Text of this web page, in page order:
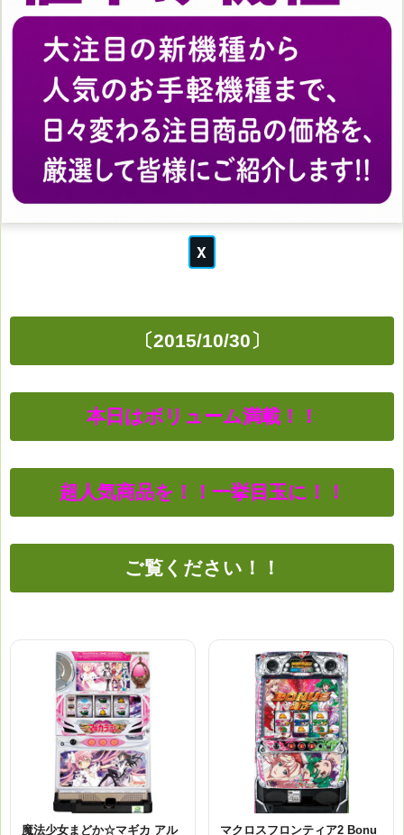
〔2015/10/30〕
本日はボリューム満載！！
超人気商品を！！一挙目玉に！！
ご覧ください！！
魔法少女まどか☆マギカ アル
マクロスフロンティア2 Bonu